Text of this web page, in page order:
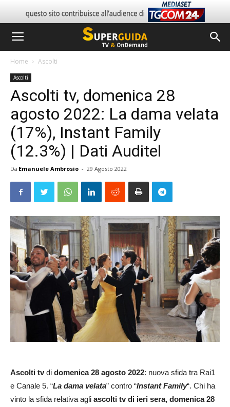
Home Ascolti
Ascolti
Ascolti tv, domenica 28
agosto 2022: La dama velata
(17%), Instant Family
(12.3%) | Dati Auditel
Da Emanuele Ambrosio - 29 Agosto 2022
Ascolti tvdi domenica 28 agosto 2022: nuova sfida tra Rai1
e Canale 5. “La dama velata” contro “Instant Family“. Chi ha
vinto la sfida relativa agli ascolti tv di ieri sera, domenica 28